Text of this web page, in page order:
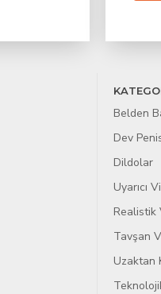
Belden
Dev
Dildolar
Uyarıcı
Tavşan
Uzaktan